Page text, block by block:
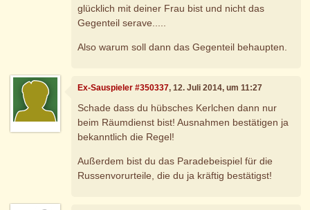
glücklich mit deiner Frau bist und nicht das
Gegenteil serave.....
Also warum soll dann das Gegenteil behaupten.
Ex-Sauspieler #350337, 12. Juli 2014, um 11:27
Schade dass du hübsches Kerlchen dann nur
beim Räumdienst bist! Ausnahmen bestätigen ja
bekanntlich die Regel!
Außerdem bist du das Paradebeispiel für die
Russenvorurteile, die du ja kräftig bestätigst!